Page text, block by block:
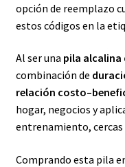
opción de reemplazo
estos códigos en la
Al ser una pila alcalina
combinación de
relación
hogar, negocios y
entrenamiento,
Comprando esta pila